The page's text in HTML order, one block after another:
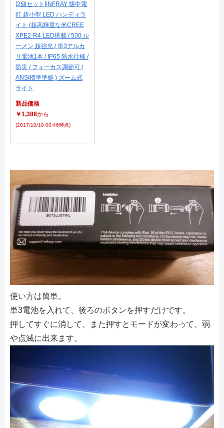
[2個セット]INFRAY 懐中電
灯 超小型 LED ハンディラ
イト (超高輝度な米CREE
XPE2-R4 LED搭載 / 500 ル
ーメン 超強光 / 単3アルカ
リ電池1本 / IP65 防水仕様 /
防災 / フォーカス調節可 /
ANSI標準準拠 ) ズーム式
ライト
新品価格
￥1,388から
(2017/10/10 00:46時点)
使い方は簡単。
単3電池を入れて、後ろのボタンを押すだけです。
押してすぐに消して、また押すとモードが変わって、弱
や点滅に出来ます。